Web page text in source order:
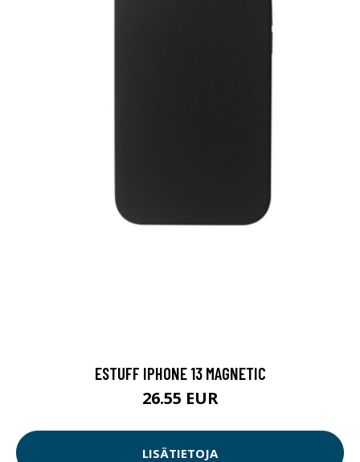
ESTUFF IPHONE 13 MAGNETIC
26.55 EUR
LISÄTIETOJA